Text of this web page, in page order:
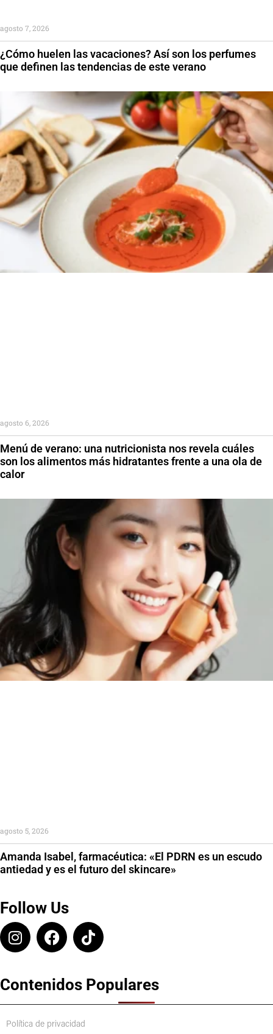
¿Cómo huelen las vacaciones? Así son los perfumes
que definen las tendencias de este verano
agosto 7, 2026
Menú de verano: una nutricionista nos revela cuáles
son los alimentos más hidratantes frente a una ola de
calor
agosto 6, 2026
Amanda Isabel, farmacéutica: «El PDRN es un escudo
antiedad y es el futuro del skincare»
agosto 5, 2026
Follow Us
Contenidos Populares
Política de privacidad